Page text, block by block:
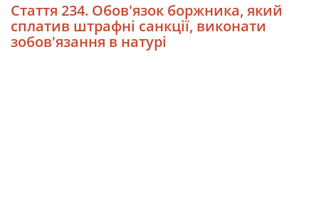
Стаття 234. Обов'язок боржника, який
сплатив штрафні санкції, виконати
зобов'язання в натурі